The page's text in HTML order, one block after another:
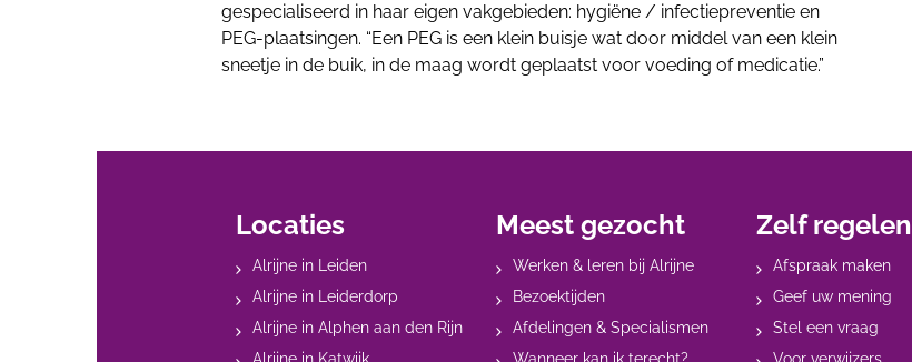
gespecialiseerd in haar eigen vakgebieden: hygiëne / infectiepreventie en
PEG-plaatsingen. “Een PEG is een klein buisje wat door middel van een klein
sneetje in de buik, in de maag wordt geplaatst voor voeding of medicatie.”
Locaties
Alrijne in Leiden
Alrijne in Leiderdorp
Alrijne in Alphen aan den Rijn
Meest gezocht
Werken & leren bij Alrijne
Bezoektijden
Afdelingen & Specialismen
Zelf regelen
Afspraak maken
Geef uw mening
Stel een vraag